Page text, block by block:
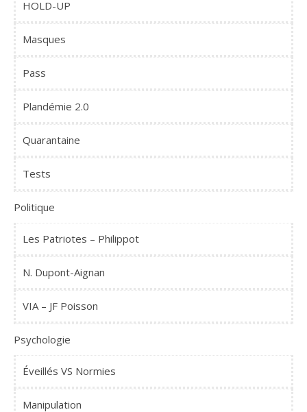
HOLD-UP
Masques
Pass
Plandémie 2.0
Quarantaine
Tests
Politique
Les Patriotes – Philippot
N. Dupont-Aignan
VIA – JF Poisson
Psychologie
Éveillés VS Normies
Manipulation